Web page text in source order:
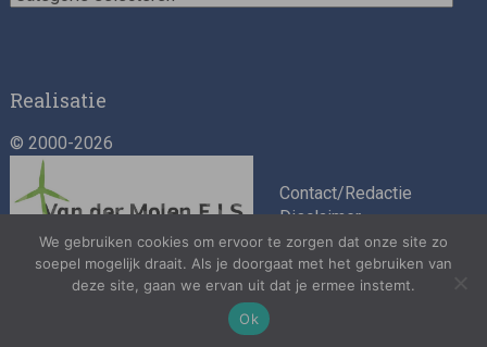
Realisatie
© 2000-2026
Contact/Redactie
Disclaimer
Algemene
voorwaarden
Privacybeleid
We gebruiken cookies om ervoor te zorgen dat onze site zo
soepel mogelijk draait. Als je doorgaat met het gebruiken van
deze site, gaan we ervan uit dat je ermee instemt.
Ok